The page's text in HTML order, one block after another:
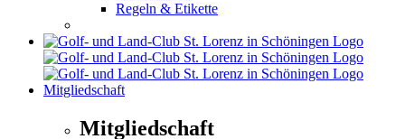
Regeln & Etikette
Mitgliedschaft
Mitgliedschaft